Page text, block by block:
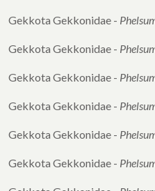
Gekkota Gekkonidae -
Gekkota Gekkonidae -
Gekkota Gekkonidae -
Gekkota Gekkonidae -
Gekkota Gekkonidae -
Gekkota Gekkonidae -